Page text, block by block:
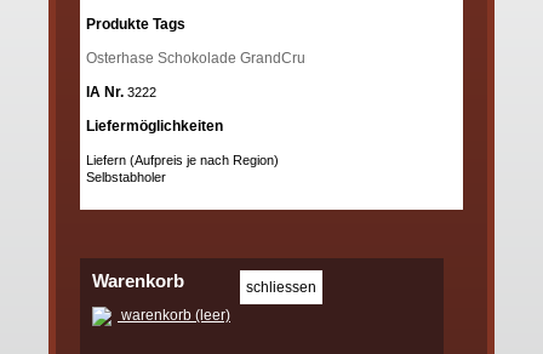
Produkte Tags
Osterhase Schokolade GrandCru
IA Nr. 3222
Liefermöglichkeiten
Liefern (Aufpreis je nach Region)
Selbstabholer
Warenkorb
warenkorb (leer)